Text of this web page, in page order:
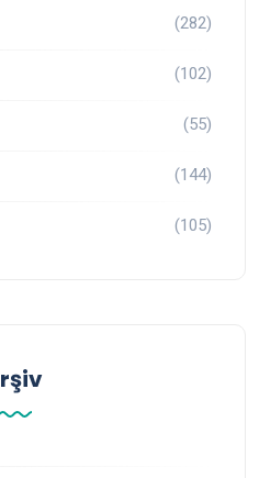
(282)
(102)
(55)
(144)
(105)